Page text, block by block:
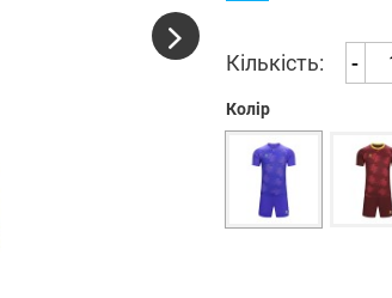
Кількість: -
Колір